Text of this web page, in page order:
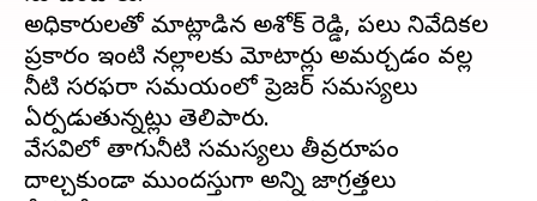
అధికారులతో మాట్లాడిన అశోక్ రెడ్డి, పలు నివేదికల
ప్రకారం ఇంటి నల్లాలకు మోటార్లు అమర్చడం వల్ల
నీటి సరఫరా సమయంలో ప్రెజర్ సమస్యలు
ఏర్పడుతున్నట్లు తెలిపారు.
వేసవిలో తాగునీటి సమస్యలు తీవ్రరూపం
దాల్చకుండా ముందస్తుగా అన్ని జాగ్రత్తలు